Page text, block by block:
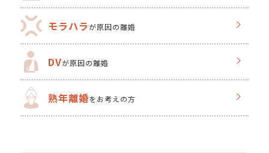
モラハラが原因の離婚
DVが原因の離婚
熟年離婚をお考えの方